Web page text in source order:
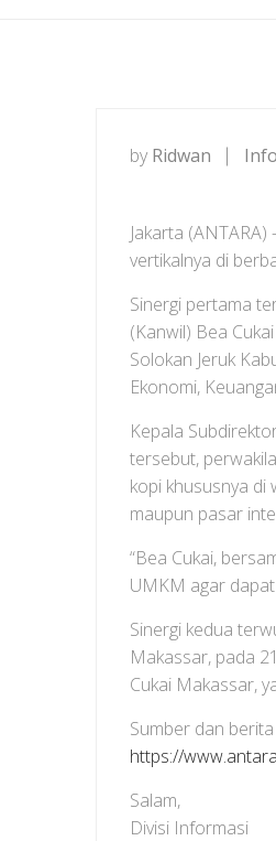
by Ridwan
Jakarta
vertikalnya di
Sinergi pertama
(Kanwil) Bea
Solokan Jeruk
Ekonomi,
Kepala
tersebut,
kopi khususnya di
maupun pasar
“Bea Cukai,
UMKM agar
Sinergi kedua
Makassar, pada
Cukai Makassar,
Sumber dan
https://
Salam,
Divisi Informasi